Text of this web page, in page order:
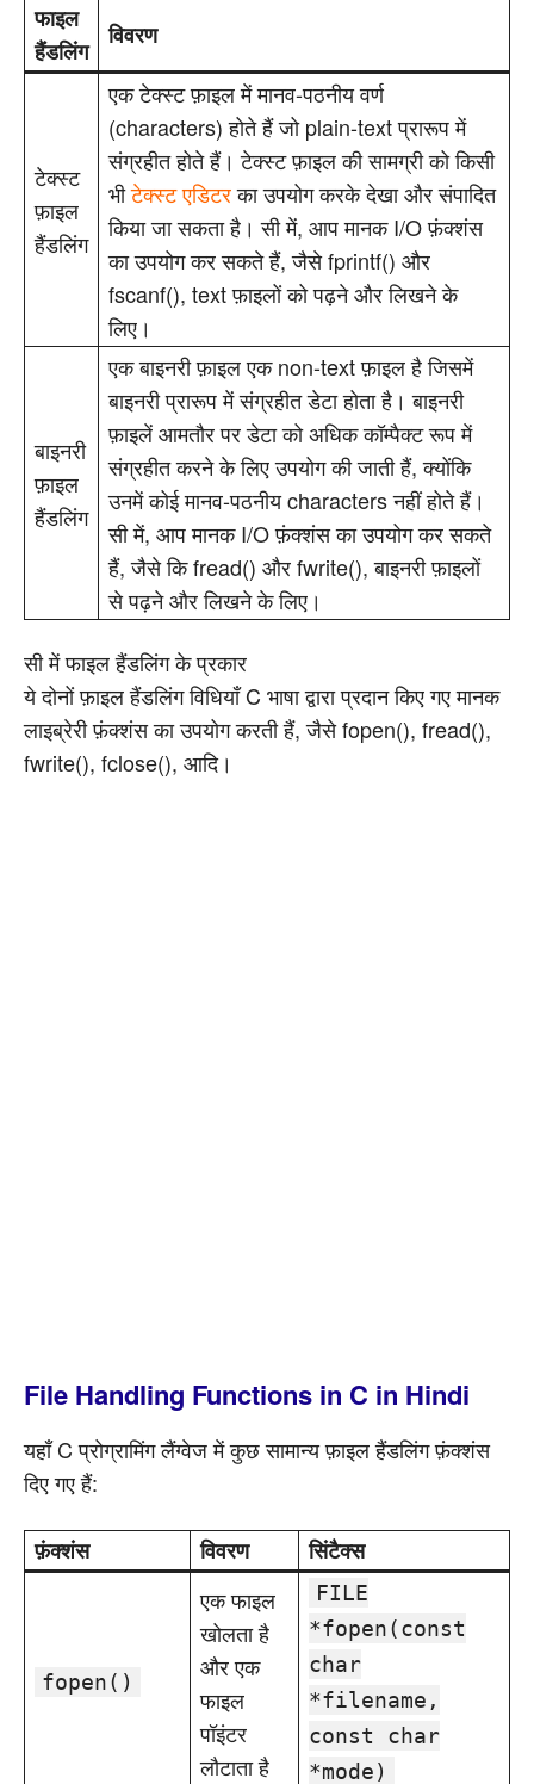
फाइल
हैंडलिंग
विवरण
टेक्स्ट
फ़ाइल
हैंडलिंग
एक टेक्स्ट फ़ाइल में मानव-पठनीय वर्ण
(characters) होते हैं जो plain-text प्रारूप में
संग्रहीत होते हैं। टेक्स्ट फ़ाइल की सामग्री को किसी
भीटेक्स्ट एडिटरका उपयोग करके देखा और संपादित
किया जा सकता है। सी में, आप मानक I/O फ़ंक्शंस
का उपयोग कर सकते हैं, जैसे fprintf() और
fscanf(), text फ़ाइलों को पढ़ने और लिखने के
लिए।
बाइनरी
फ़ाइल
हैंडलिंग
एक बाइनरी फ़ाइल एक non-text फ़ाइल है जिसमें
बाइनरी प्रारूप में संग्रहीत डेटा होता है। बाइनरी
फ़ाइलें आमतौर पर डेटा को अधिक कॉम्पैक्ट रूप में
संग्रहीत करने के लिए उपयोग की जाती हैं, क्योंकि
उनमें कोई मानव-पठनीय characters नहीं होते हैं।
सी में, आप मानक I/O फ़ंक्शंस का उपयोग कर सकते
हैं, जैसे कि fread() और fwrite(), बाइनरी फ़ाइलों
से पढ़ने और लिखने के लिए।
सी में फाइल हैंडलिंग के प्रकार
ये दोनों फ़ाइल हैंडलिंग विधियाँ C भाषा द्वारा प्रदान किए गए मानक
लाइब्रेरी फ़ंक्शंस का उपयोग करती हैं, जैसे fopen(), fread(),
fwrite(), fclose(), आदि।
File Handling Functions in C in Hindi
यहाँ C प्रोग्रामिंग लैंग्वेज में कुछ सामान्य फ़ाइल हैंडलिंग फ़ंक्शंस
दिए गए हैं:
फ़ंक्शंस विवरण सिंटैक्स
fopen()
एक फाइल
खोलता है
और एक
फाइल
पॉइंटर
लौटाता है
FILE
*fopen(const
char
*filename,
const char
*mode)